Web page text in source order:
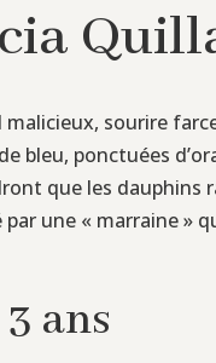
malicieux, sourire
bleu, ponctuées
que les dauphins
par une « marraine »
ans